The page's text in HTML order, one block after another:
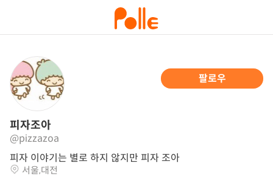
팔로우
피자조아
@pizzazoa
피자 이야기는 별로 하지 않지만 피자 조아
서울,대전